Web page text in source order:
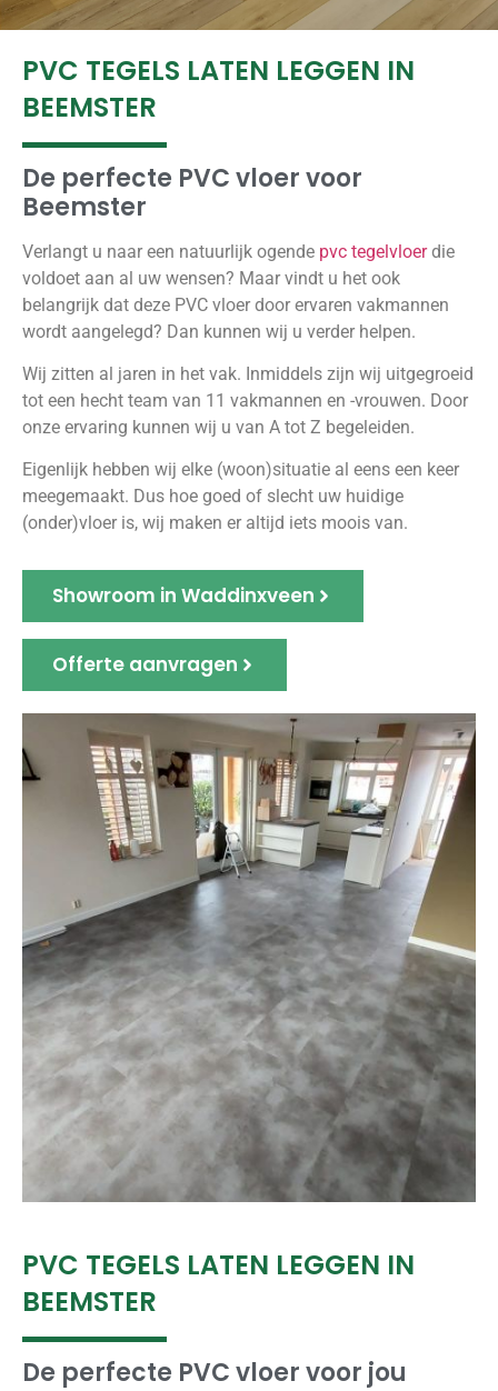
PVC TEGELS LATEN LEGGEN IN
BEEMSTER
De perfecte PVC vloer voor
Beemster
Verlangt u naar een natuurlijk ogende pvc tegelvloerdie
voldoet aan al uw wensen? Maar vindt u het ook
belangrijk dat deze PVC vloer door ervaren vakmannen
wordt aangelegd? Dan kunnen wij u verder helpen.
Wij zitten al jaren in het vak. Inmiddels zijn wij uitgegroeid
tot een hecht team van 11 vakmannen en -vrouwen. Door
onze ervaring kunnen wij u van A tot Z begeleiden.
Eigenlijk hebben wij elke (woon)situatie al eens een keer
meegemaakt. Dus hoe goed of slecht uw huidige
(onder)vloer is, wij maken er altijd iets moois van.
Showroom in Waddinxveen
Offerte aanvragen
PVC TEGELS LATEN LEGGEN IN
BEEMSTER
De perfecte PVC vloer voor jou